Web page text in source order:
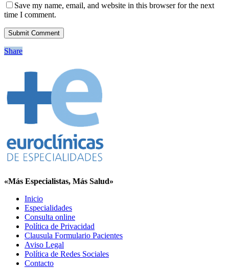
Save my name, email, and website in this browser for the next
time I comment.
Share
«Más Especialistas, Más Salud»
Inicio
Especialidades
Consulta online
Política de Privacidad
Clausula Formulario Pacientes
Aviso Legal
Política de Redes Sociales
Contacto